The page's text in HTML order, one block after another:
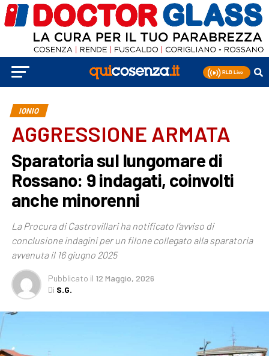
IONIO
AGGRESSIONE ARMATA
Sparatoria sul lungomare di
Rossano: 9 indagati, coinvolti
anche minorenni
La Procura di Castrovillari ha notificato l’avviso di
conclusione indagini per un filone collegato alla sparatoria
avvenuta il 16 giugno 2025
Pubblicato il 12 Maggio, 2026
Di S.G.